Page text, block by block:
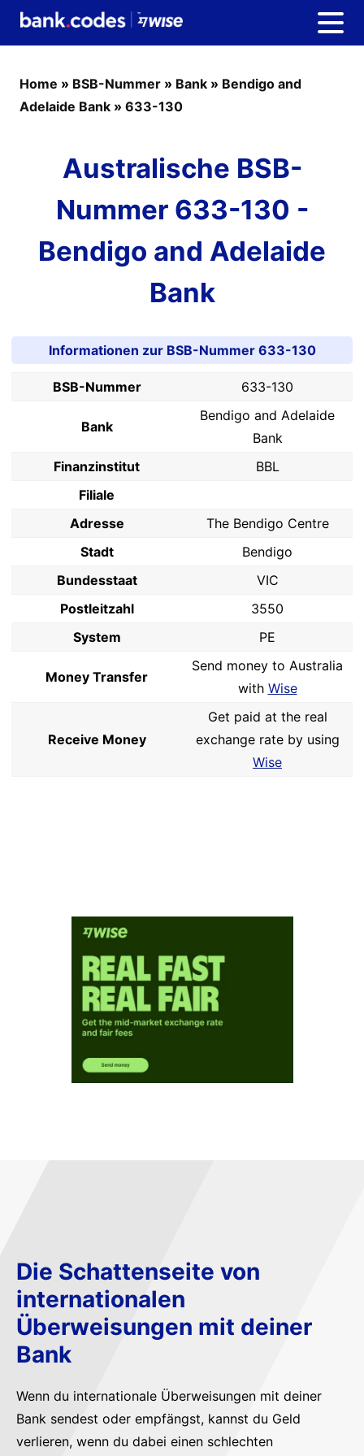
Home » BSB-Nummer » Bank » Bendigo and
Adelaide Bank » 633-130
Australische BSB-
Nummer 633-130 -
Bendigo and Adelaide
Bank
Informationen zur BSB-Nummer 633-130
BSB-Nummer 633-130
Bank
Bendigo and Adelaide
Bank
Finanzinstitut
BBL
Filiale
Adresse
The Bendigo Centre
Stadt
Bendigo
Bundesstaat
VIC
Postleitzahl
3550
System
PE
Money Transfer
Send money to Australia
with Wise
Receive Money
Get paid at the real
exchange rate by using
Wise
Die Schattenseite von
internationalen
Überweisungen mit deiner
Bank
Wenn du internationale Überweisungen mit deiner
Bank sendest oder empfängst, kannst du Geld
verlieren, wenn du dabei einen schlechten